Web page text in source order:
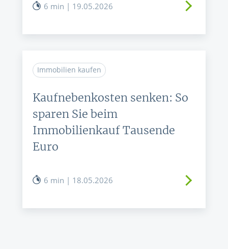
6 min | 19.05.2026
Immobilien kaufen
Kaufnebenkosten senken: So
sparen Sie beim
Immobilienkauf Tausende
Euro
6 min | 18.05.2026